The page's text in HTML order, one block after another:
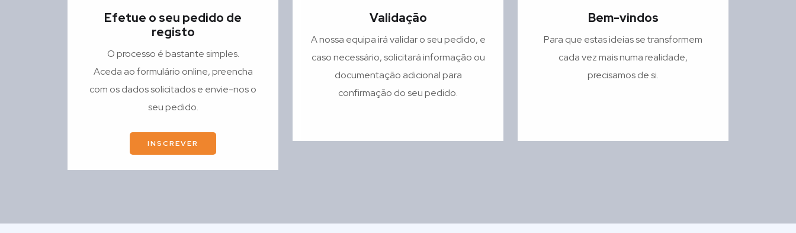
Efetue o seu pedido de
registo
O processo é bastante simples.
Aceda ao formulário online, preencha
com os dados solicitados e envie-nos o
seu pedido.
INSCREVER
Validação
A nossa equipa irá validar o seu pedido, e
caso necessário, solicitará informação ou
documentação adicional para
confirmação do seu pedido.
Bem-vindos
Para que estas ideias se transformem
cada vez mais numa realidade,
precisamos de si.